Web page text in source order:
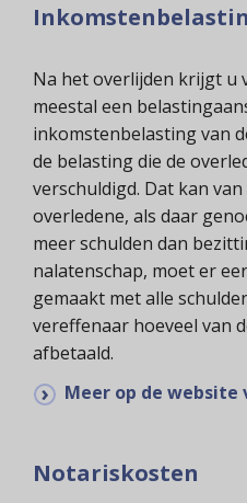
Na het overlijden krijgt u
meestal een
inkomstenbelasting van
de belasting die de
verschuldigd. Dat kan
overledene, als daar
meer schulden dan
nalatenschap, moet er
gemaakt met alle
vereffenaar hoeveel van
afbetaald.
Meer op de website
Notariskosten